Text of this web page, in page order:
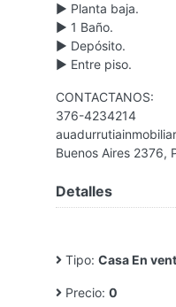
▶️ Planta baja.
▶️ 1 Baño.
▶️ Depósito.
▶️ Entre piso.
CONTACTANOS:
376-4234214
Buenos Aires 2376,
Detalles
Tipo: Casa En
Precio: 0